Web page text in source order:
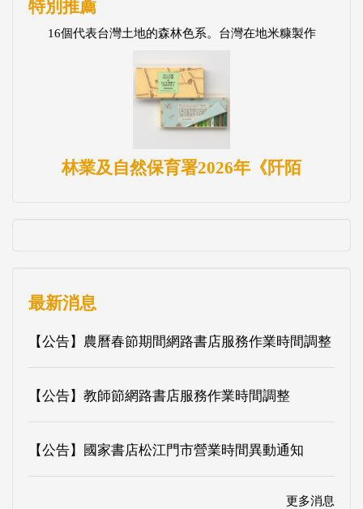
特別推薦
16個代表台灣土地的森林色系。台灣在地米糠製作
林業及自然保育署2026年《阡陌
最新消息
【公告】農曆春節期間網路書店服務作業時間調整
【公告】教師節網路書店服務作業時間調整
【公告】國家書店松江門市營業時間異動通知
更多消息